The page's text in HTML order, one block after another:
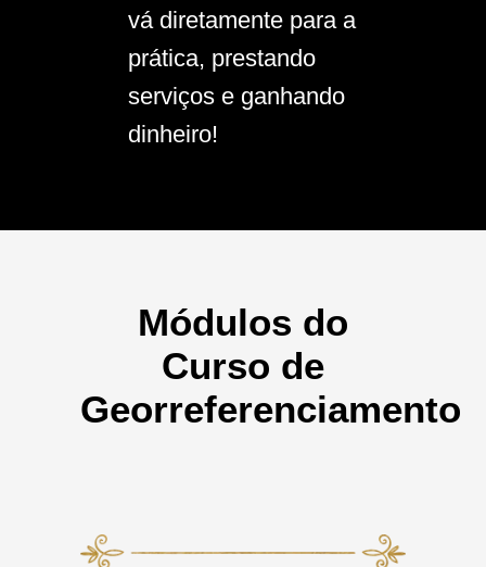
vá diretamente para a
prática, prestando
serviços e ganhando
dinheiro!
Módulos do
Curso de
Georreferenciamento